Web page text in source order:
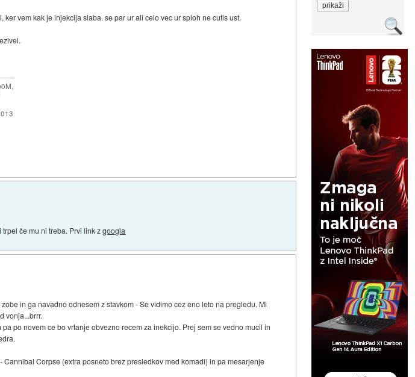
vem kak je injekcija slaba. se par ur ali celo vec ur sploh ne cutis ust.
trpel če mu ni treba. Prvi link zgoogla
in ga navadno odnesem z stavkom - Se vidimo cez eno leto na pregledu. Mi
vonja...brrr.
po novem ce bo vrtanje obvezno recem za inekcijo. Prej sem se vedno mucil in
Corpse (extra posneto brez presledkov med komadi) in pa mesarjenje